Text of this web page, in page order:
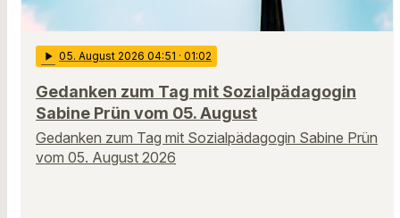
play_arrow 05. August 2026 04:51 · 01:02
Gedanken zum Tag mit Sozialpädagogin
Sabine Prün vom 05. August
Gedanken zum Tag mit Sozialpädagogin Sabine Prün
vom 05. August 2026